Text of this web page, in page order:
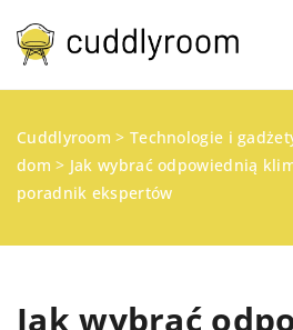
Cuddlyroom > Technologie i
dom > Jak wybrać odpowiednią
poradnik ekspertów
Jak wybrać